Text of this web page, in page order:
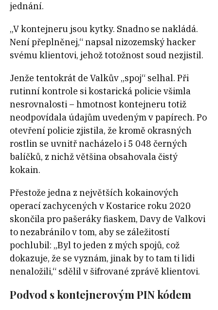
jednání.
„V kontejneru jsou kytky. Snadno se nakládá.
Není přeplněnej,“ napsal nizozemský hacker
svému klientovi, jehož totožnost soud nezjistil.
Jenže tentokrát de Valkův „spoj“ selhal. Při
rutinní kontrole si kostarická policie všimla
nesrovnalosti – hmotnost kontejneru totiž
neodpovídala údajům uvedeným v papírech. Po
otevření policie zjistila, že kromě okrasných
rostlin se uvnitř nacházelo i 5 048 černých
balíčků, z nichž většina obsahovala čistý
kokain.
Přestože jedna z největších kokainových
operací zachycených v Kostarice roku 2020
skončila pro pašeráky fiaskem, Davy de Valkovi
to nezabránilo v tom, aby se záležitostí
pochlubil: „Byl to jeden z mých spojů, což
dokazuje, že se vyznám, jinak by to tam ti lidi
nenaložili,“ sdělil v šifrované zprávě klientovi.
Podvod s kontejnerovým PIN kódem